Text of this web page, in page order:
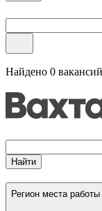
Найдено 0 вакансий
Найти
Регион места работы